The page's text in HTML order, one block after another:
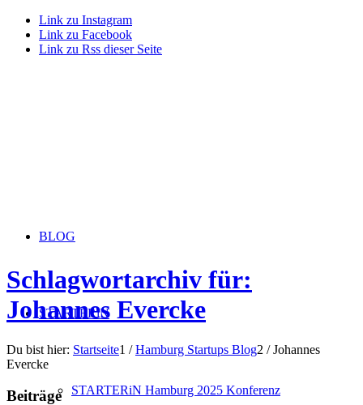
Link zu Instagram
Link zu Facebook
Link zu Rss dieser Seite
BLOG
STARTERiN
STARTERiN Hamburg 2025 Konferenz
Schlagwortarchiv für:
Johannes Evercke
Du bist hier: Startseite1 / Hamburg Startups Blog2 / Johannes
Evercke
Beiträge